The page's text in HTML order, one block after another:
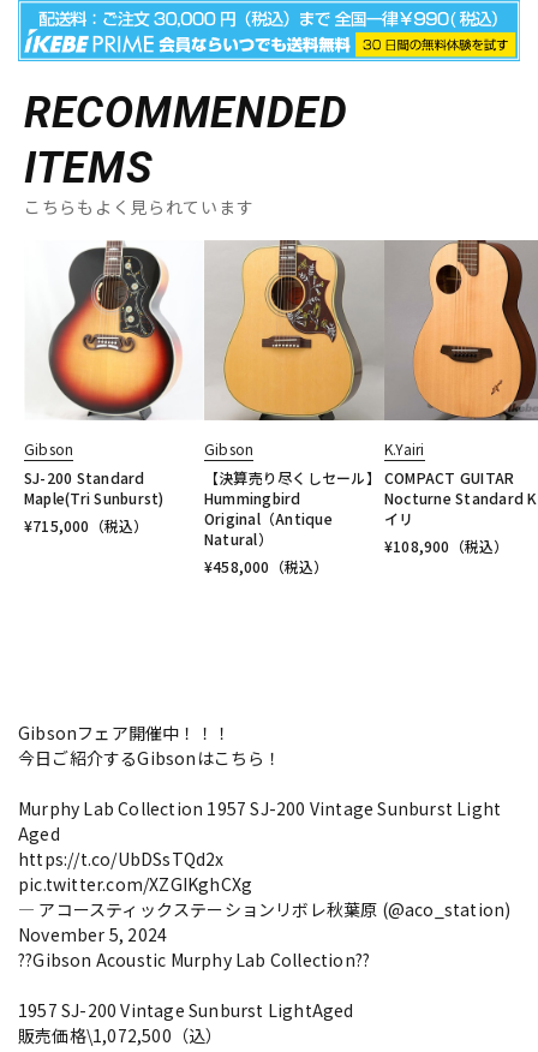
RECOMMENDED
ITEMS
こちらもよく見られています
Gibson
SJ-200 Standard
Maple(Tri Sunburst)
¥715,000 （税込）
Gibson
【決算売り尽くしセール】
Hummingbird
Original（Antique
Natural）
¥458,000 （税込）
K.Yairi
COMPACT GUITAR
Nocturne Standard
イリ
¥108,900 （税込）
Gibsonフェア開催中！！！
今日ご紹介するGibsonはこちら！
Murphy Lab Collection 1957 SJ-200 Vintage Sunburst Light
Aged
https://t.co/UbDSsTQd2x
pic.twitter.com/XZGIKghCXg
— アコースティックステーションリボレ秋葉原 (@aco_station)
November 5, 2024
??Gibson Acoustic Murphy Lab Collection??
1957 SJ-200 Vintage Sunburst LightAged
販売価格\1,072,500（込）